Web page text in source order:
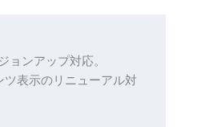
ンアップ対応。
表示のリニューアル対